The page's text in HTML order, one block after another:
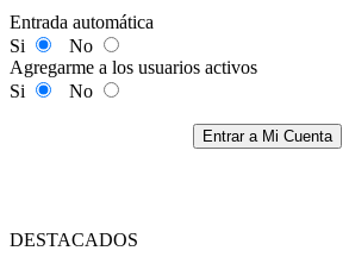
Entrada automática
Si
No
Agregarme a los usuarios activos
Si
No
Entrar a Mi Cuenta
DESTACADOS